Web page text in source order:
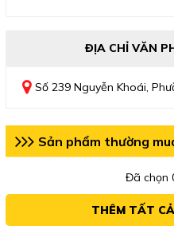
ĐỊA CHỈ VĂN
Số 239 Nguyễn Khoái,
Sản phẩm thường
Đã chọn
THÊM TẤT